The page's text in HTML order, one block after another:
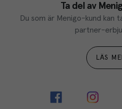
Ta del av
Du som är Menigo-kund kan
partner-
LÄS